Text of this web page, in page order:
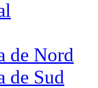
de Nord
de Sud